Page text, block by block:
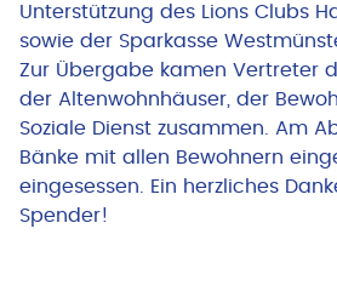
Unterstützung des Lions Clubs
sowie der Sparkasse
Zur Übergabe kamen Vertreter
der Altenwohnhäuser, der
Soziale Dienst zusammen. Am
Bänke mit allen Bewohnern
eingesessen. Ein herzliches
Spender!